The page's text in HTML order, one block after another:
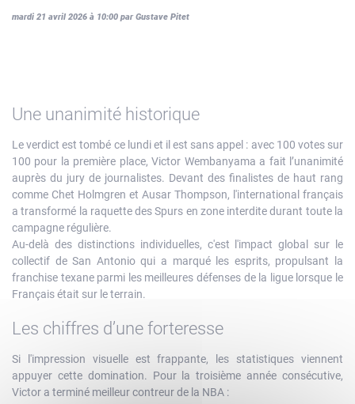
mardi 21 avril 2026 à 10:00 par Gustave Pitet
Une unanimité historique
Le verdict est tombé ce lundi et il est sans appel : avec 100 votes sur
100 pour la première place, Victor Wembanyama a fait l’unanimité
auprès du jury de journalistes. Devant des finalistes de haut rang
comme Chet Holmgren et Ausar Thompson, l'international français
a transformé la raquette des Spurs en zone interdite durant toute la
campagne régulière.
Au-delà des distinctions individuelles, c'est l'impact global sur le
collectif de San Antonio qui a marqué les esprits, propulsant la
franchise texane parmi les meilleures défenses de la ligue lorsque le
Français était sur le terrain.
Les chiffres d’une forteresse
Si l'impression visuelle est frappante, les statistiques viennent
appuyer cette domination. Pour la troisième année consécutive,
Victor a terminé meilleur contreur de la NBA :